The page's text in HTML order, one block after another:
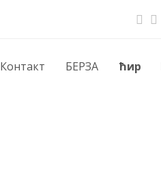
Контакт БЕРЗА ћир